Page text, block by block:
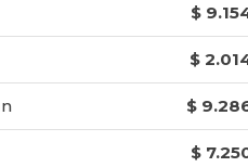
$
$
$
$